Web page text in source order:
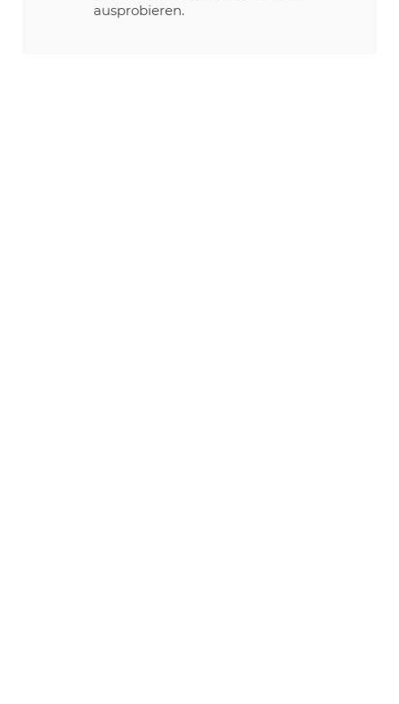
ausprobieren.